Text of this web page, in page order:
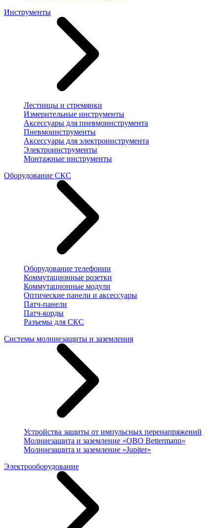
Инструменты
Лестницы и стремянки
Измерительные инструменты
Аксессуары для пневмоинструмента
Пневмоинструменты
Аксессуары для электроинструмента
Электроинструменты
Монтажные инструменты
Оборудование СКС
Оборудование телефонии
Коммутационные розетки
Коммутационные модули
Оптические панели и аксессуары
Патч-панели
Патч-корды
Разъемы для СКС
Системы молниезащиты и заземления
Устройства защиты от импульсных перенапряжений
Молниезащита и заземление «OBO Bettermann»
Молниезащита и заземление «Jupiter»
Электрооборудование